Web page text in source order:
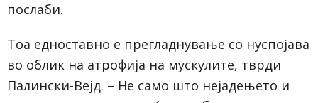
послаби.
Тоа едноставно е прегладнување со нуспојава
во облик на атрофија на мускулите, тврди
Палински-Вејд. – Не само што нејадењето и